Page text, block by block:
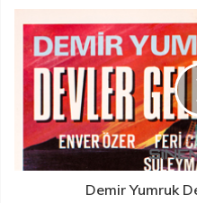
Demir Yumruk